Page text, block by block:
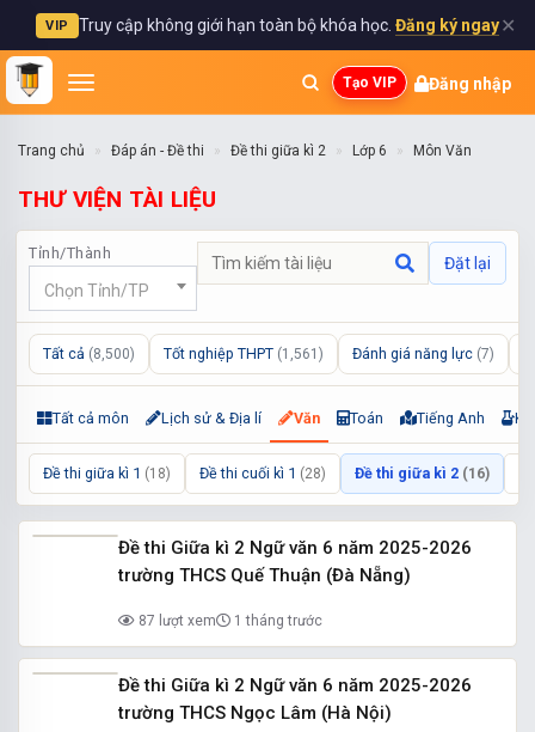
VIP Truy cập không giới hạn toàn bộ khóa học. Đăng ký ngay✕
Tạo VIP Đăng nhập
Trang chủ Đáp án - Đề thi Đề thi giữa kì 2 Lớp 6 Môn Văn
THƯ VIỆN TÀI LIỆU
Tỉnh/Thành
Chọn Tỉnh/TP
Đặt lại
Tất cả (8,500) Tốt nghiệp THPT (1,561) Đánh giá năng lực (7)
Tất cả môn Lịch sử & Địa lí Văn Toán Tiếng Anh
Đề thi giữa kì 1 (18) Đề thi cuối kì 1 (28) Đề thi giữa kì 2 (16)
Đề thi Giữa kì 2 Ngữ văn 6 năm 2025-2026
trường THCS Quế Thuận (Đà Nẵng)
87 lượt xem 1 tháng trước
Đề thi Giữa kì 2 Ngữ văn 6 năm 2025-2026
trường THCS Ngọc Lâm (Hà Nội)